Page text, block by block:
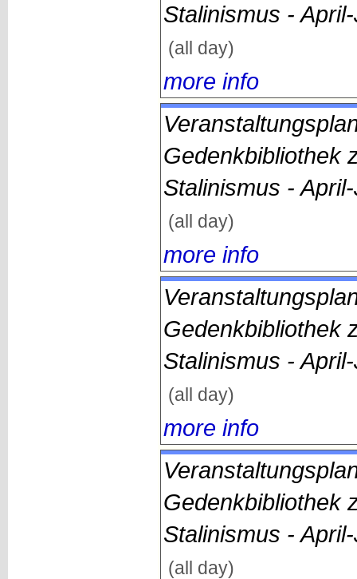
Stalinismus -
(all day)
more info
Gedenkbibliothek
Stalinismus -
(all day)
more info
Gedenkbibliothek
Stalinismus -
(all day)
more info
Gedenkbibliothek
Stalinismus -
(all day)